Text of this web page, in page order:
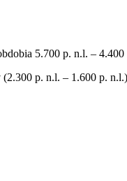
5.700 p. n.l. –
p. n.l. – 1.600 p.